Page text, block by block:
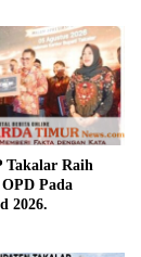
Takalar Raih
Pada
2026.